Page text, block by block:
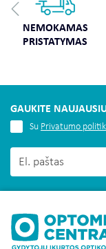
NEMOKAMAS
PRISTATYMAS
GAUKITE
Su Privatumo